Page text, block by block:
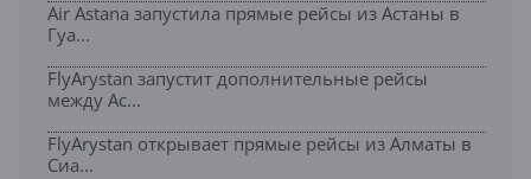
Air Astana запустила прямые рейсы из Астаны в
Гуа...
FlyArystan запустит дополнительные рейсы
между Ас...
FlyArystan открывает прямые рейсы из Алматы в
Сиа...